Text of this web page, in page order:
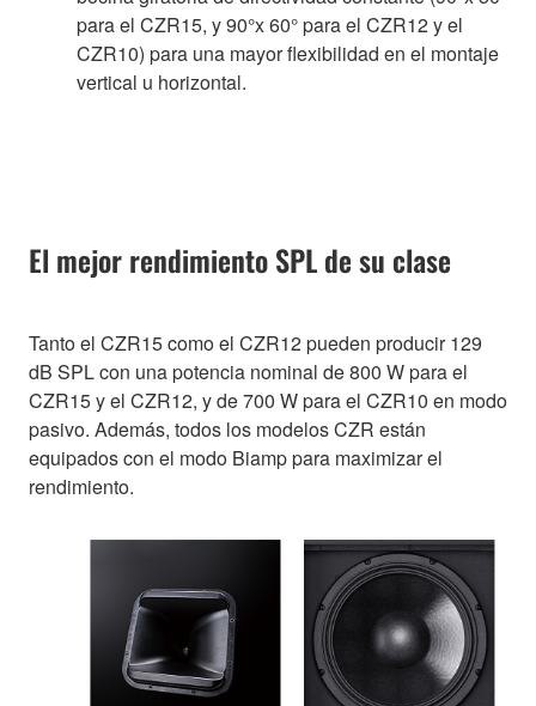
para el CZR15, y 90°x 60° para el CZR12 y el
CZR10) para una mayor flexibilidad en el montaje
vertical u horizontal.
El mejor rendimiento SPL de su clase
Tanto el CZR15 como el CZR12 pueden producir 129
dB SPL con una potencia nominal de 800 W para el
CZR15 y el CZR12, y de 700 W para el CZR10 en modo
pasivo. Además, todos los modelos CZR están
equipados con el modo Biamp para maximizar el
rendimiento.